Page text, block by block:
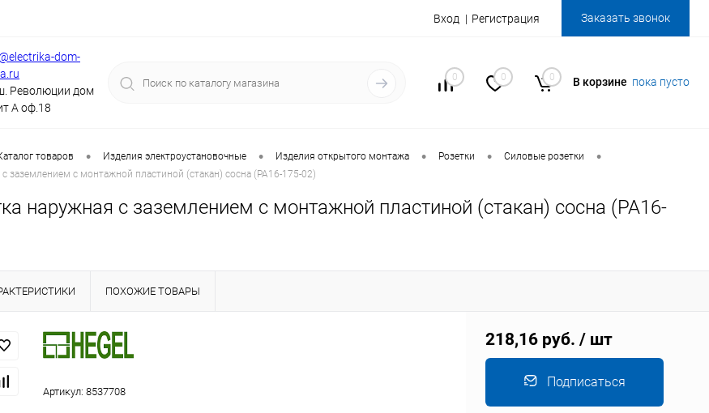
Вход Регистрация Заказать звонок
dom-
Революции дом
А оф.18
0 0 0 В корзине пока пусто
товаров • Изделия электроустановочные • Изделия открытого монтажа • Розетки • Силовые розетки •
с заземлением с монтажной пластиной (стакан) сосна (РА16-175-02)
наружная с заземлением с монтажной пластиной (стакан) сосна (РА16-
ПОХОЖИЕ ТОВАРЫ
Артикул: 8537708
218,16 руб. / шт
Подписаться